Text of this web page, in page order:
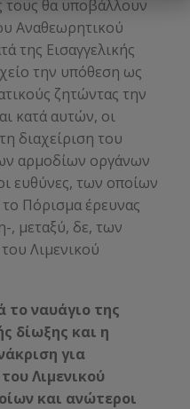
τους θα υποβάλλουν
Αναθεωρητικού
της Εισαγγελικής
την υπόθεση ως
ζητώντας την
κατά αυτών, οι
διαχείριση του
αρμοδίων οργάνων
ευθύνες, των οποίων
το Πόρισμα έρευνας
, μεταξύ, δε, των
Λιμενικού
το ναυάγιο της
δίωξης και η
για
Λιμενικού
και ανώτεροι